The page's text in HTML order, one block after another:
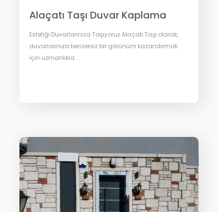
Alaçatı Taşı Duvar Kaplama
Estetiği Duvarlarınıza Taşıyoruz Alaçatı Taşı olarak,
duvarlarınıza benzersiz bir görünüm kazandırmak
için uzmanlıkla ...